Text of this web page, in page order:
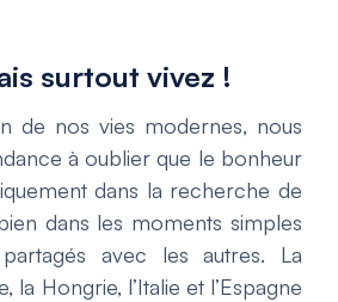
surtout vivez !
de nos vies modernes, nous
à oublier que le bonheur
dans la recherche de
dans les moments simples
avec les autres. La
la Hongrie, l’Italie et l’Espagne